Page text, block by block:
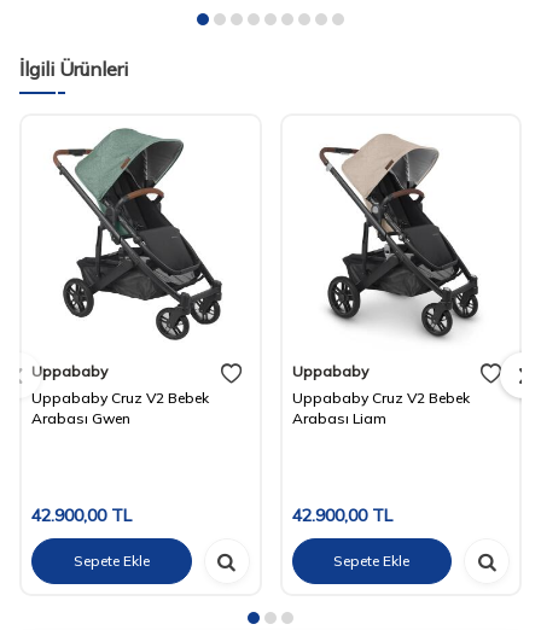
İlgili Ürünleri
Uppababy
Uppababy Cruz V2 Bebek
Arabası Gwen
42.900,00TL
Sepete Ekle
Uppababy
Uppababy Cruz V2 Bebek
Arabası Liam
42.900,00TL
Sepete Ekle